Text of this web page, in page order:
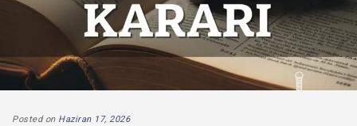
Posted on Haziran 17, 2026